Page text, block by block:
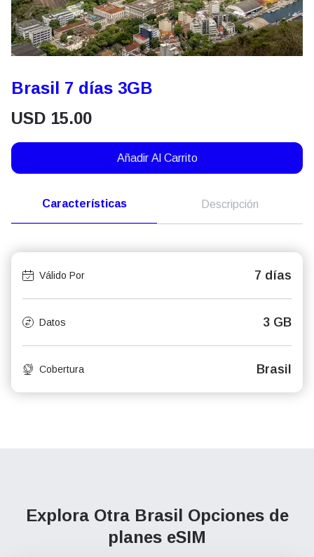
Brasil 7 días 3GB
USD 15.00
Añadir Al Carrito
Características Descripción
Válido Por 7 días
Datos 3 GB
Cobertura Brasil
Explora Otra Brasil Opciones de
planes eSIM